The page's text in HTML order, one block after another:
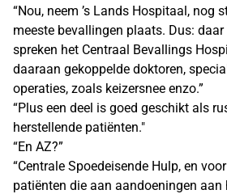
“Nou, neem ’s Lands Hospitaal, nog
meeste bevallingen plaats. Dus:
spreken het Centraal Bevallings
daaraan gekoppelde doktoren,
operaties, zoals keizersnee enzo.”
“Plus een deel is goed geschikt als
herstellende patiënten."
“En AZ?”
“Centrale Spoedeisende Hulp, en
patiënten die aan aandoeningen aan